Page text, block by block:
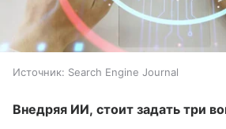
Источник: Search Engine Journal
Внедряя ИИ, стоит задать три